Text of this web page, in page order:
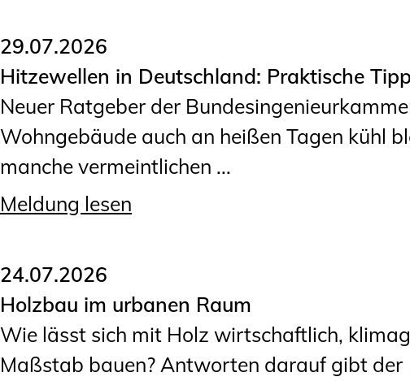
Fortbildung/Seminare
Informationen für
Ingenieurinnen und Ingenieure
Recht
Planungswettbewerbe
Stellenbörse
Staatlich anerkannte
Sachverständige
Öffentlich bestellte und
29.07.2026
Hitzewellen in Deutschland: Praktische
Neuer Ratgeber der
Wohngebäude auch an heißen Tagen kühl
manche vermeintlichen ...
Meldung lesen
24.07.2026
Holzbau im urbanen Raum
Wie lässt sich mit Holz wirtschaftlich,
Maßstab bauen? Antworten darauf gibt der